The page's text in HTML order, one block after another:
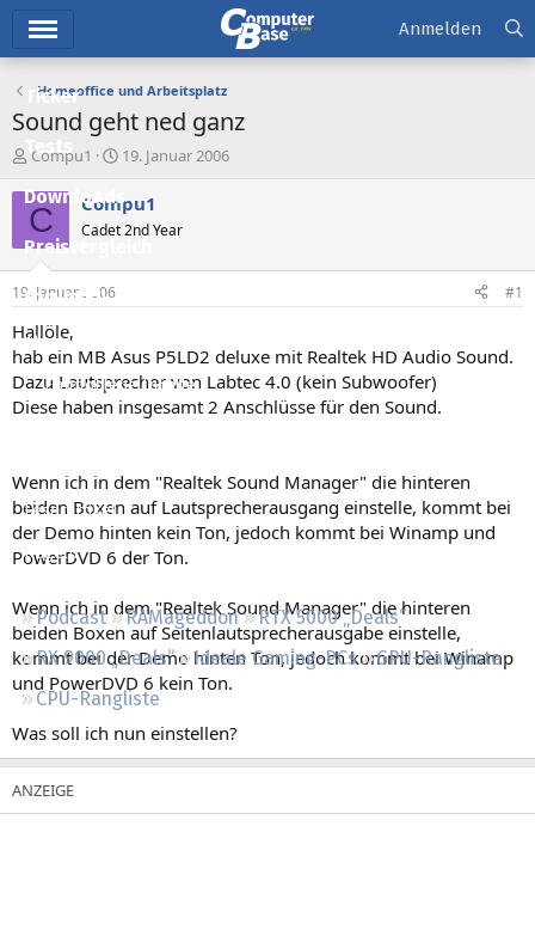
Ticker
Tests
Downloads
Preisvergleich
Forum
Aktuelles
Empfohlene Inhalte
Leserartikel
Regeln
Podcast RAMageddon
RTX 5000 „Deals“
RX 9000 „Deals“
Ideale Gaming-PCs
GPU-Rangliste
CPU-Rangliste
Anmelden
Homeoffice und Arbeitsplatz
Sound geht ned ganz
E
s
t
e
e
r
Compu1
E
s
t
e
t
19. Januar 2006
C Compu1
Cadet 2nd Year
19. Januar 2006 #1
Hallöle,
hab ein MB Asus P5LD2 deluxe mit Realtek HD Audio Sound.
Dazu Lautsprecher von Labtec 4.0 (kein Subwoofer)
Diese haben insgesamt 2 Anschlüsse für den Sound.
Wenn ich in dem "Realtek Sound Manager" die hinteren
beiden Boxen auf Lautsprecherausgang einstelle, kommt bei
der Demo hinten kein Ton, jedoch kommt bei Winamp und
PowerDVD 6 der Ton.
Wenn ich in dem "Realtek Sound Manager" die hinteren
beiden Boxen auf Seitenlautsprecherausgabe einstelle,
kommt bei der Demo hinten Ton, jedoch kommt bei Winamp
und PowerDVD 6 kein Ton.
Was soll ich nun einstellen?